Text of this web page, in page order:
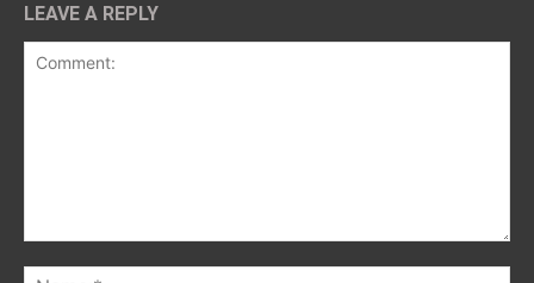
LEAVE A REPLY